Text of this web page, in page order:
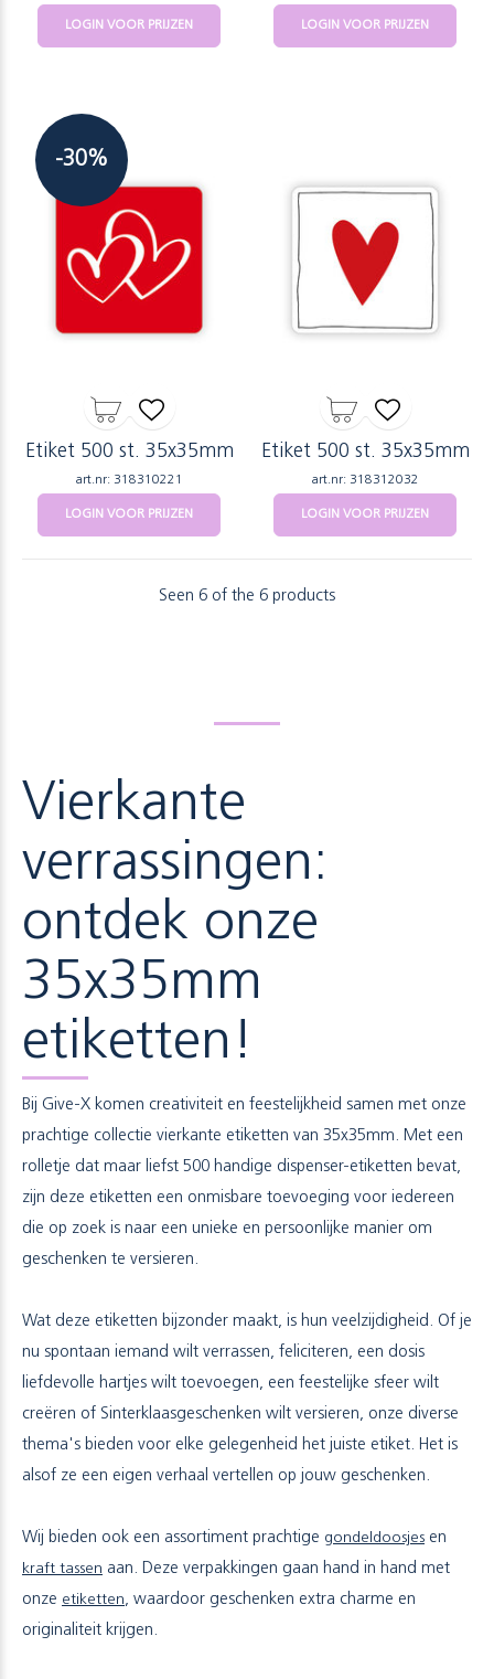
LOGIN VOOR PRIJZEN LOGIN VOOR PRIJZEN
-30%
Etiket 500 st. 35x35mm
art.nr: 318310221
LOGIN VOOR PRIJZEN
Etiket 500 st. 35x35mm
art.nr: 318312032
LOGIN VOOR PRIJZEN
Seen 6 of the 6 products
Vierkante
verrassingen:
ontdek onze
35x35mm
etiketten!
Bij Give-X komen creativiteit en feestelijkheid samen met onze
prachtige collectie vierkante etiketten van 35x35mm. Met een
rolletje dat maar liefst 500 handige dispenser-etiketten bevat,
zijn deze etiketten een onmisbare toevoeging voor iedereen
die op zoek is naar een unieke en persoonlijke manier om
geschenken te versieren.
Wat deze etiketten bijzonder maakt, is hun veelzijdigheid. Of je
nu spontaan iemand wilt verrassen, feliciteren, een dosis
liefdevolle hartjes wilt toevoegen, een feestelijke sfeer wilt
creëren of Sinterklaasgeschenken wilt versieren, onze diverse
thema's bieden voor elke gelegenheid het juiste etiket. Het is
alsof ze een eigen verhaal vertellen op jouw geschenken.
Wij bieden ook een assortiment prachtige gondeldoosjes en
kraft tassen aan. Deze verpakkingen gaan hand in hand met
onze etiketten, waardoor geschenken extra charme en
originaliteit krijgen.